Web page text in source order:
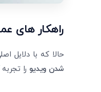
راهکار های
حالا که با دلایل
شدن ویدیو را